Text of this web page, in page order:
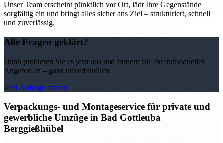
Unser Team erscheint pünktlich vor Ort, lädt Ihre Gegenstände
sorgfältig ein und bringt alles sicher ans Ziel – strukturiert, schnell
und zuverlässig.
Alle Fragen geklärt?
Dann probieren Sie es jetzt aus und fordern Sie Ihr individuelles
Angebot an – ganz unverbindlich.
Jetzt Anfrage starten
Verpackungs- und Montageservice für private und
gewerbliche Umzüge in Bad Gottleuba
Berggießhübel